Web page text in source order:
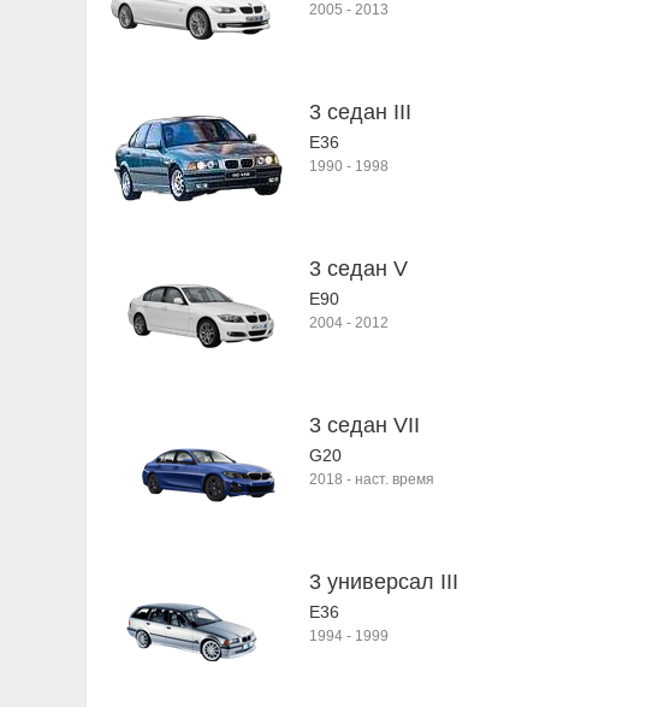
2005 - 2013
3 седан III
E36
1990 - 1998
3 седан V
E90
2004 - 2012
3 седан VII
G20
2018 - наст. время
3 универсал III
E36
1994 - 1999